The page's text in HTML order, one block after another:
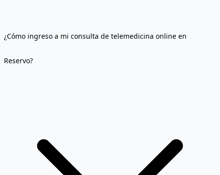
¿Cómo ingreso a mi consulta de telemedicina online en
Reservo?